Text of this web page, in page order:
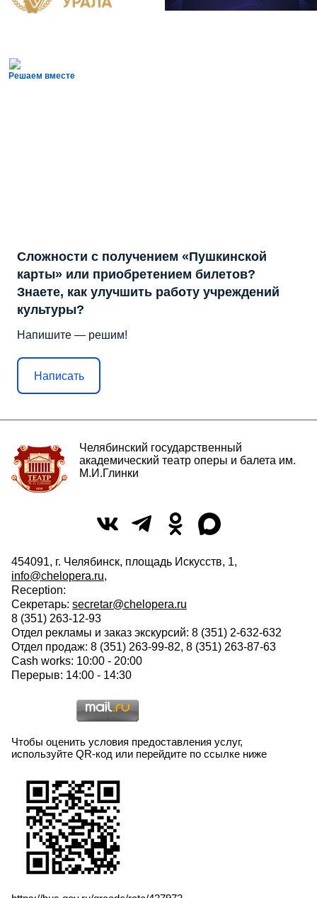
Решаем вместе
Сложности с получением «Пушкинской
карты» или приобретением билетов?
Знаете, как улучшить работу учреждений
культуры?
Напишите — решим!
Написать
Челябинский государственный
академический театр оперы и балета им.
М.И.Глинки
454091, г. Челябинск, площадь Искусств, 1,
info@chelopera.ru,
Reception:
Секретарь: secretar@chelopera.ru
8 (351) 263-12-93
Отдел рекламы и заказ экскурсий: 8 (351) 2-632-632
Отдел продаж: 8 (351) 263-99-82, 8 (351) 263-87-63
Cash works: 10:00 - 20:00
Перерыв: 14:00 - 14:30
Чтобы оценить условия предоставления услуг,
используйте QR-код или перейдите по ссылке ниже